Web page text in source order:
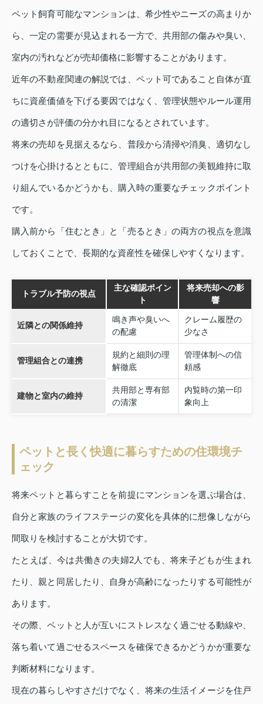
ペット飼育可能なマンションは、希少性やニーズの高まりか
ら、一定の需要が見込まれる一方で、共用部の傷みや臭い、
室内の汚れなどが売却価格に影響することがあります。
近年の不動産関連の解説では、ペット可であること自体が直
ちに資産価値を下げる要因ではなく、管理状態やルール運用
の適切さが評価の分かれ目になるとされています。
将来の売却を見据えるなら、普段から清掃や消臭、適切なし
つけを心掛けるとともに、管理組合が共用部の美観維持に取
り組んでいるかどうかも、購入時の重要なチェックポイント
です。
購入前から「住むとき」と「売るとき」の両方の視点を意識
しておくことで、長期的な資産性を確保しやすくなります。
トラブル予防の視点
主な確認ポイン
ト
将来売却への影
響
近隣との関係維持
鳴き声や臭いへ
の配慮
クレーム履歴の
少なさ
管理組合との連携
規約と細則の理
解徹底
管理体制への信
頼感
建物と室内の維持
共用部と専有部
の清潔
内覧時の第一印
象向上
ペットと長く快適に暮らすための住環境チ
ェック
将来ペットと暮らすことを前提にマンションを選ぶ場合は、
自分と家族のライフステージの変化を具体的に想像しながら
間取りを検討することが大切です。
たとえば、今は共働きの夫婦2人でも、将来子どもが生まれ
たり、親と同居したり、自身が高齢になったりする可能性が
あります。
その際、ペットと人が互いにストレスなく過ごせる動線や、
落ち着いて過ごせるスペースを確保できるかどうかが重要な
判断材料になります。
現在の暮らしやすさだけでなく、将来の生活イメージを住戸